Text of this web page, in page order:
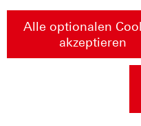
Alle optionalen
akzeptieren